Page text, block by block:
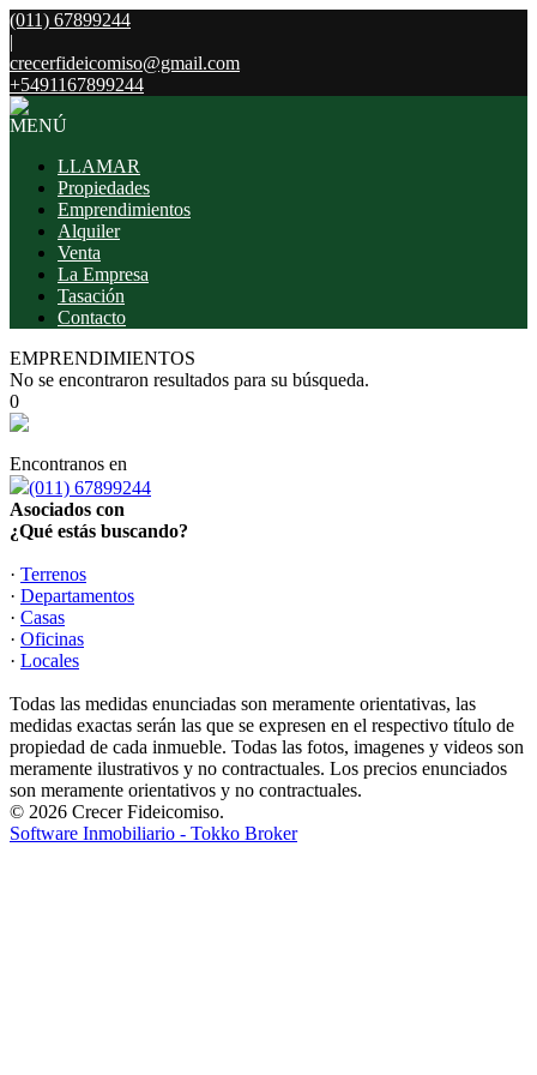
(011) 67899244
|
crecerfideicomiso@gmail.com
+5491167899244
MENÚ
LLAMAR
Propiedades
Emprendimientos
Alquiler
Venta
La Empresa
Tasación
Contacto
EMPRENDIMIENTOS
No se encontraron resultados para su búsqueda.
0
Encontranos en
(011) 67899244
Asociados con
¿Qué estás buscando?
· Terrenos
· Departamentos
· Casas
· Oficinas
· Locales
Todas las medidas enunciadas son meramente orientativas, las
medidas exactas serán las que se expresen en el respectivo título de
propiedad de cada inmueble. Todas las fotos, imagenes y videos son
meramente ilustrativos y no contractuales. Los precios enunciados
son meramente orientativos y no contractuales.
© 2026 Crecer Fideicomiso.
Software Inmobiliario - Tokko Broker